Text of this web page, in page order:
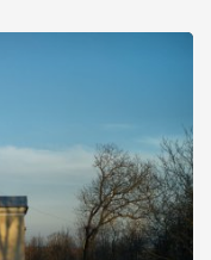
Всі епітафії, які
– цвинтар
У 1924-1940